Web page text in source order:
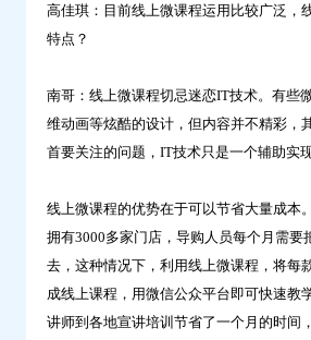
高佳琪：目前线上微课程运用比较广泛，
特点？
南哥：线上微课程切忌迷恋IT技术。有些
维动画等炫酷的设计，但内容并不精彩，
首要关注的问题，IT技术只是一个辅助实
线上微课程的优势在于可以节省大量成本
拥有3000多家门店，导购人员每个月需要
去，这种情况下，利用线上微课程，将每
成线上课程，用微信公众平台即可快速教
讲师到各地宣讲培训节省了一个月的时间